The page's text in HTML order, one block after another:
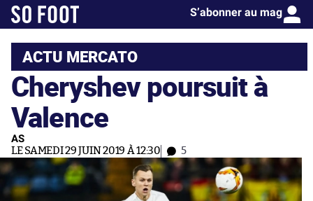
S’abonner au mag
ACTU MERCATO
Cheryshev poursuit à
Valence
AS
LE SAMEDI 29 JUIN 2019 À 12:30 5